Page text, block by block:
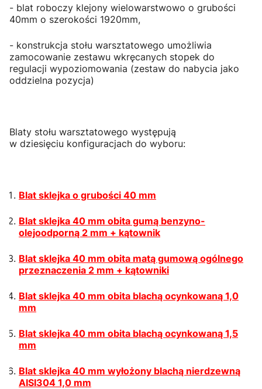
- blat roboczy klejony wielowarstwowo o grubości
40mm o szerokości 1920mm,
- konstrukcja stołu warsztatowego umożliwia
zamocowanie zestawu wkręcanych stopek do
regulacji wypoziomowania (zestaw do nabycia jako
oddzielna pozycja)
Blaty stołu warsztatowego występują
w dziesięciu konfiguracjach do wyboru:
Blat sklejka o grubości 40 mm
Blat sklejka 40 mm obita gumą benzyno-
olejoodporną 2 mm + kątownik
Blat sklejka 40 mm obita matą gumową ogólnego
przeznaczenia 2 mm + kątowniki
Blat sklejka 40 mm obita blachą ocynkowaną 1,0
mm
Blat sklejka 40 mm obita blachą ocynkowaną 1,5
mm
Blat sklejka 40 mm wyłożony blachą nierdzewną
AISI304 1,0 mm